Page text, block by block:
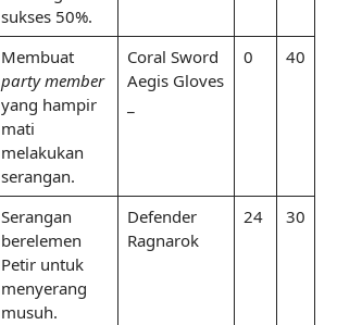
sukses 50%.
Membuat
party member
yang hampir
mati
melakukan
serangan.
Coral Sword
Aegis Gloves
0 40
Serangan
berelemen
Petir untuk
menyerang
musuh.
Defender
Ragnarok
24 30